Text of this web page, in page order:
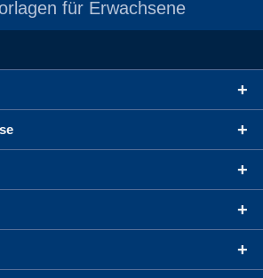
für Erwachsene
+
+
+
+
+